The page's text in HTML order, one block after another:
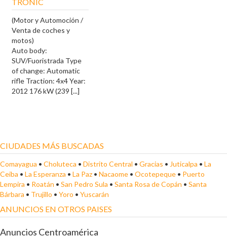
(Motor y Automoción /
Venta de coches y
motos)
Auto body:
SUV/Fuoristrada Type
of change: Automatic
rifle Traction: 4x4 Year:
2012 176 kW (239 [...]
CIUDADES MÁS BUSCADAS
Comayagua • Choluteca • Distrito Central • Gracias • Juticalpa • La
Ceiba • La Esperanza • La Paz • Nacaome • Ocotepeque • Puerto
Lempira • Roatán • San Pedro Sula • Santa Rosa de Copán • Santa
Bárbara • Trujillo • Yoro • Yuscarán
ANUNCIOS EN OTROS PAISES
Anuncios Centroamérica